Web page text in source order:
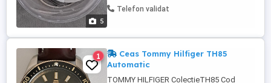
5
Telefon validat
1
Ceas Tommy Hilfiger TH85
Automatic
TOMMY HILFIGER ColectieTH85 Cod